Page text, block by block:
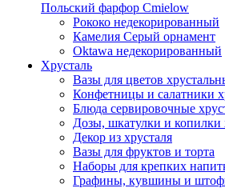
Польский фарфор Сmielow
Рококо недекорированный
Камелия Серый орнамент
Oktawa недекорированный
Хрусталь
Вазы для цветов
Конфетницы и салатники
Блюда сервировочные
Дозы, шкатулки и копилки
Декор из хрусталя
Вазы для фруктов и торта
Наборы для крепких
Графины, кувшины и